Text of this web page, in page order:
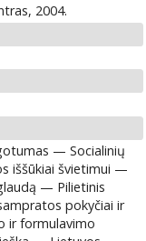
2004.
— Socialinių
iššūkiai švietimui —
— Pilietinis
pokyčiai ir
ir formulavimo